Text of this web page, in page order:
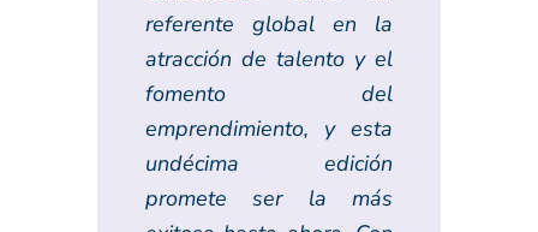
referente global en la
atracción de talento y el
fomento del
emprendimiento, y esta
undécima edición
promete ser la más